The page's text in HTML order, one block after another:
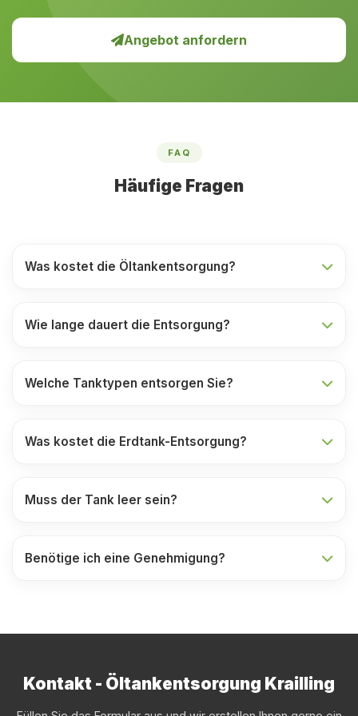
Angebot anfordern
FAQ
Häufige Fragen
Was kostet die Öltankentsorgung?
Wie lange dauert die Entsorgung?
Welche Tanktypen entsorgen Sie?
Was kostet die Erdtank-Entsorgung?
Muss der Tank leer sein?
Benötige ich eine Genehmigung?
Kontakt - Öltankentsorgung Krailling